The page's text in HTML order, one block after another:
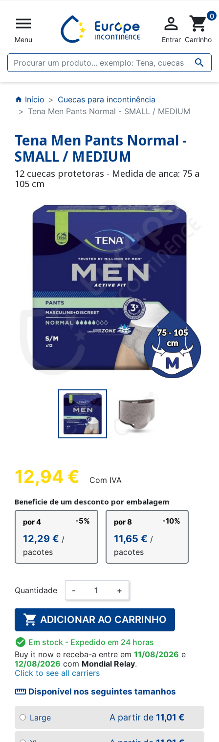

Menu


Entrar
shopping_cart 0
Carrinho
home Início
Cuecas para incontinência
Tena Men Pants Normal - SMALL / MEDIUM
Tena Men Pants Normal -
SMALL / MEDIUM
12 cuecas protetoras - Medida de anca: 75 a
105 cm
12,94 € Com IVA
Beneficie de um desconto por embalagem
por 4 -5%
12,29 € /
pacotes
por 8 -10%
11,65 € /
pacotes
Quantidade - +
 ADICIONAR AO CARRINHO
 Em stock - Expedido em 24 horas
Buy it now e receba-a entre em 11/08/2026 e
12/08/2026 com Mondial Relay.
Click to see all carriers
straighten Disponível nos seguintes tamanhos
Large A partir de 11,01 €